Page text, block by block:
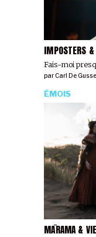
IMPOSTERS &
Fais-moi
parCarl De
MĀRAMA &
ÉMOIS